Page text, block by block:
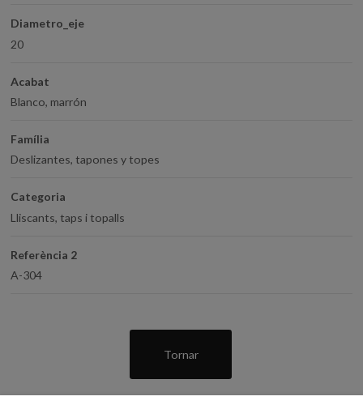
Diametro_eje
20
Acabat
Blanco, marrón
Família
Deslizantes, tapones y topes
Categoria
Lliscants, taps i topalls
Referència 2
A-304
Tornar